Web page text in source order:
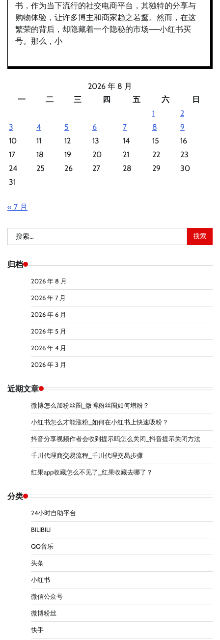
书，作为当下流行的社交电商平台，其独特的分享与
购物体验，让许多博主和商家趋之若鹜。然而，在这
繁荣的背后，却隐藏着一个隐秘的市场——小红书买
号。那么，小
2026 年 8 月
一
二 三 四 五 六
日
1
2
3
4 5 6 7 8
9
10
11 12 13 14 15
16
17
18 19 20 21 22
23
24
25 26 27 28 29
30
31
« 7 月
索：
归档
2026 年 8 月
2026 年 7 月
2026 年 6 月
2026 年 5 月
2026 年 4 月
2026 年 3 月
近期文章
微博怎么加粉丝圈_微博粉丝圈如何增粉？
小红书怎么才能涨粉_如何在小红书上快速吸粉？
抖音分享视频作者会收到提示吗怎么关闭_抖音提示关闭方法
千川代理商交易流程_千川代理交易步骤
红果app收藏怎么不见了_红果收藏去哪了？
分类
24小时自助平台
BILIBILI
QQ音乐
头条
小红书
微信公众号
微博粉丝
快手